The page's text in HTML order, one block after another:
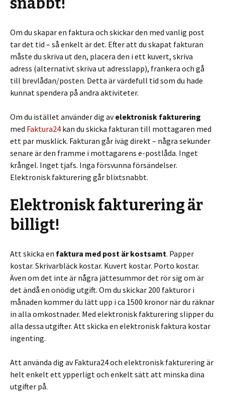
snabbt!
Om du skapar en faktura och skickar den med vanlig post
tar det tid – så enkelt är det. Efter att du skapat fakturan
måste du skriva ut den, placera den i ett kuvert, skriva
adress (alternativt skriva ut adresslapp), frankera och gå
till brevlådan/posten. Detta är värdefull tid som du hade
kunnat spendera på andra aktiviteter.
Om du istället använder dig avelektronisk fakturering
med Faktura24 kan du skicka fakturan till mottagaren med
ett par musklick. Fakturan går iväg direkt – några sekunder
senare är den framme i mottagarens e-postlåda. Inget
krångel. Inget tjafs. Inga försvunna försändelser.
Elektronisk fakturering går blixtsnabbt.
Elektronisk fakturering är
billigt!
Att skicka en faktura med post är kostsamt. Papper
kostar. Skrivarbläck kostar. Kuvert kostar. Porto kostar.
Även om det inte är några jättesummor det rör sig om är
det ändå en onödig utgift. Om du skickar 200 fakturor i
månaden kommer du lätt upp i ca 1500 kronor när du räknar
in alla omkostnader. Med elektronisk fakturering slipper du
alla dessa utgifter. Att skicka en elektronisk faktura kostar
ingenting.
Att använda dig av Faktura24 och elektronisk fakturering är
helt enkelt ett ypperligt och enkelt sätt att minska dina
utgifter på.